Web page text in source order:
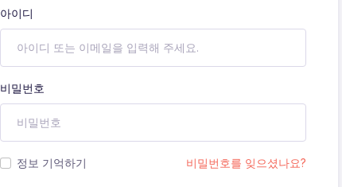
아이디
비밀번호
정보 기억하기 비밀번호를 잊으셨나요?